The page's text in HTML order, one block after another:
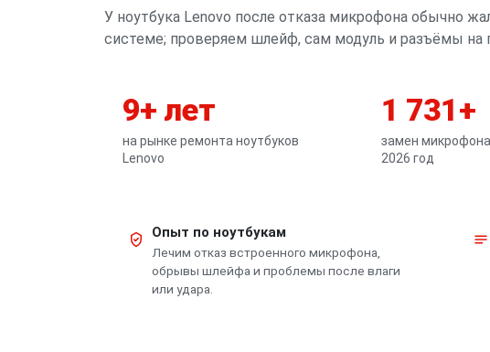
У ноутбука Lenovo после отказа микрофона обычно
системе; проверяем шлейф, сам модуль и разъёмы на
9+ лет
на рынке ремонта ноутбуков
Lenovo
1 731+
замен
2026 год
Опыт по ноутбукам
Лечим отказ встроенного микрофона,
обрывы шлейфа и проблемы после влаги
или удара.